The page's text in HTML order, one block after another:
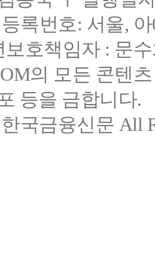
록번호: 서울,
보호책임자 : 문
의 모든 콘텐
등을 금합니다.
국금융신문 All